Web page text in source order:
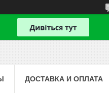
ДОСТАВКА И ОПЛАТА